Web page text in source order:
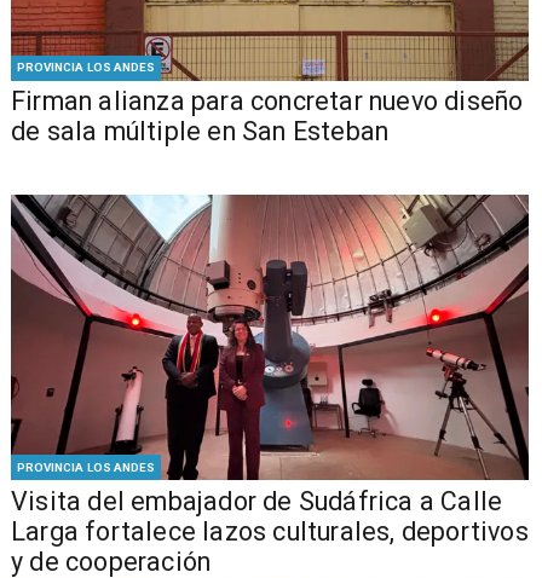
PROVINCIA LOS ANDES
​​Firman alianza para concretar nuevo diseño
de sala múltiple en San Esteban
PROVINCIA LOS ANDES
​Visita del embajador de Sudáfrica a Calle
Larga fortalece lazos culturales, deportivos
y de cooperación